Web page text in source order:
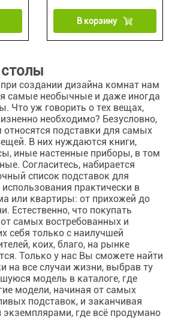
В корзину
создании дизайна комнат нам
самые необычные и даже иногда
Что уж говорить о тех вещах,
необходимо? Безусловно,
подставки для самых
В них нуждаются книги,
иные настенные приборы, в том
Согласитесь, набирается
список подставок для
использования практически в
или квартиры: от прихожей до
Естественно, что покупать
самых востребованных и
себя только с наилучшей
коих, благо, на рынке
Только у нас Вы сможете найти
на все случаи жизни, выбрав ту
модель в каталоге, где
модели, начиная от самых
подставок, и заканчивая
где всё продумано